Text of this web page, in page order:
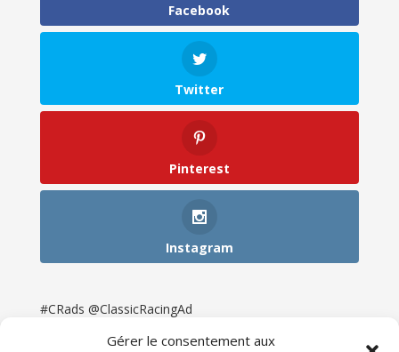
Gérer le consentement aux
Facebook
Twitter
Pinterest
Instagram
#CRads @ClassicRacingAd